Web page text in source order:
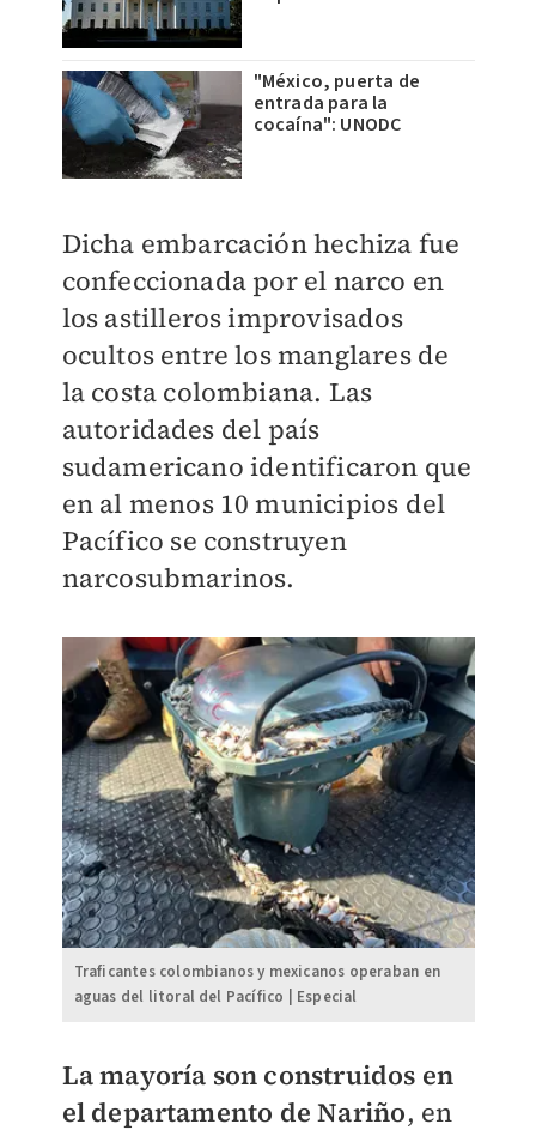
"México, puerta de
entrada para la
cocaína": UNODC
Dicha embarcación hechiza fue
confeccionada por el narco en
los astilleros improvisados
ocultos entre los manglares de
la costa colombiana. Las
autoridades del país
sudamericano identificaron que
en al menos 10 municipios del
Pacífico se construyen
narcosubmarinos.
Traficantes colombianos y mexicanos operaban en
aguas del litoral del Pacífico | Especial
La mayoría son construidos en
el departamento de Nariño, en